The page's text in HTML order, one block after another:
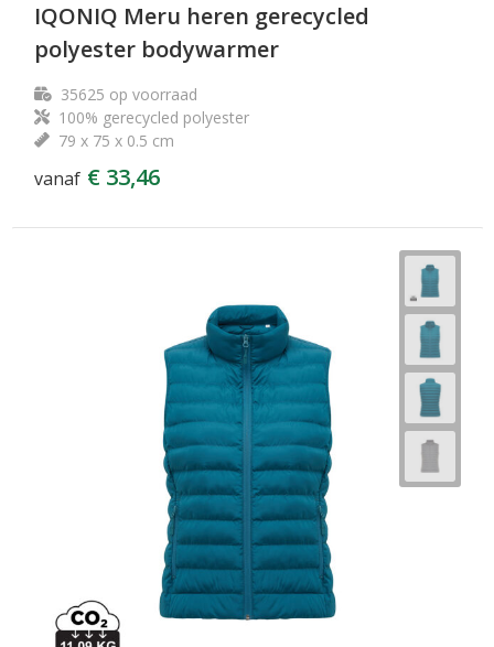
IQONIQ Meru heren gerecycled
polyester bodywarmer
35625 op voorraad
100% gerecycled polyester
79 x 75 x 0.5 cm
vanaf € 33,46